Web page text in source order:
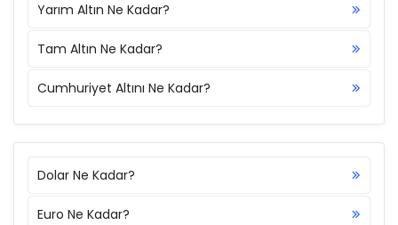
Yarım Altın Ne Kadar?
Tam Altın Ne Kadar?
Cumhuriyet Altını Ne Kadar?
Dolar Ne Kadar?
Euro Ne Kadar?